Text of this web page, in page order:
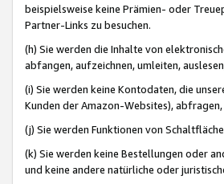
beispielsweise keine Prämien- oder
Partner-Links zu besuchen.
(h) Sie werden die Inhalte von
abfangen, aufzeichnen, umleiten,
(i) Sie werden keine Kontodaten, die
Kunden der Amazon-Websites),
(j) Sie werden Funktionen von
(k) Sie werden keine Bestellungen oder
und keine andere natürliche oder